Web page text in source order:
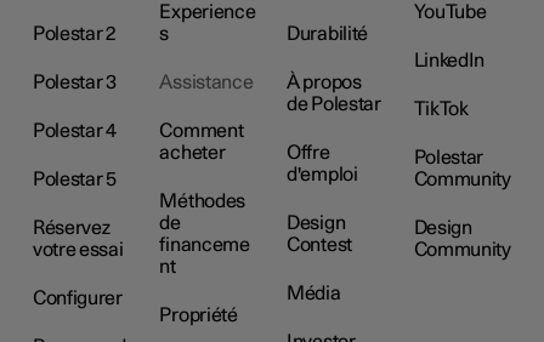
Polestar 2
Polestar 3
Polestar 4
Polestar 5
Réservez
votre essai
Configurer
Experience
s
Assistance
Comment
acheter
Méthodes
de
financeme
nt
Propriété
Durabilité
À propos
de Polestar
Offre
d'emploi
Design
Contest
Média
YouTube
LinkedIn
TikTok
Polestar
Community
Design
Community